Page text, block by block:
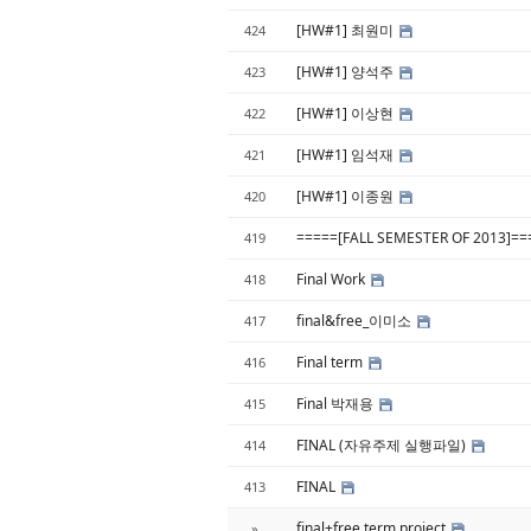
424 [HW#1] 최원미
423 [HW#1] 양석주
422 [HW#1] 이상현
421 [HW#1] 임석재
420 [HW#1] 이종원
419 =====[FALL SEMESTER OF
418 Final Work
417 final&free_이미소
416 Final term
415 Final 박재용
414 FINAL (자유주제 실행파일)
413 FINAL